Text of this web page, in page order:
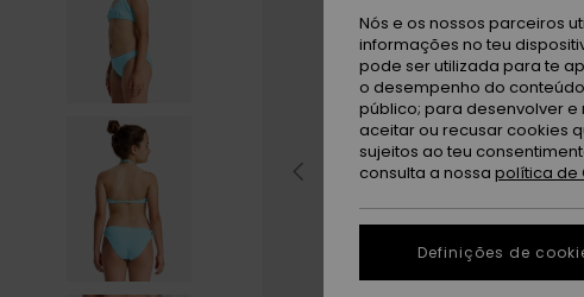
Nós e os nossos parceiros
informações no teu
pode ser utilizada para te
o desempenho do
público; para desenvolver e
aceitar ou recusar cookies
sujeitos ao teu
consulta a nossa política de
Definições de